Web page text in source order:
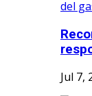
Jul 7,